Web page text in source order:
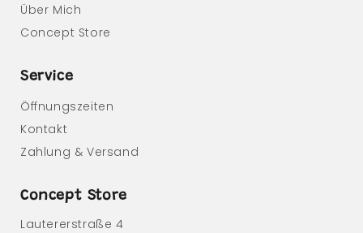
Über Mich
Concept Store
Service
Öffnungszeiten
Kontakt
Zahlung & Versand
Concept Store
Lautererstraße 4